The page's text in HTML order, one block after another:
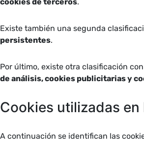
Existe también una segunda
persistentes.
Por último, existe otra clasificación
de análisis, cookies publicitarias y
Cookies utilizadas en
A continuación se identifican las